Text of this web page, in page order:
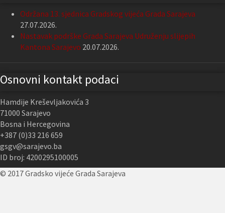
Održana 13. sjednica Gradskog vijeća Grada Sarajeva
27.07.2026.
Nastavak podrške Grada Sarajeva Udruženju slijepih
Kantona Sarajevo 20.07.2026.
Osnovni kontakt podaci
Hamdije Kreševljakovića 3
71000 Sarajevo
Bosna i Hercegovina
+387 (0)33 216 659
gsgv@sarajevo.ba
ID broj: 4200295100005
© 2017 Gradsko vijeće Grada Sarajeva